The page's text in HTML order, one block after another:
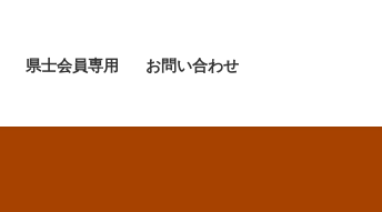
県士会員専用 お問い合わせ